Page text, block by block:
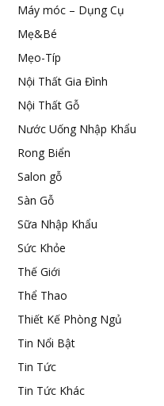
Máy móc – Dụng Cụ
Mẹ&Bé
Mẹo-Típ
Nội Thất Gia Đình
Nội Thất Gỗ
Nước Uống Nhập Khẩu
Rong Biển
Salon gỗ
Sàn Gỗ
Sữa Nhập Khẩu
Sức Khỏe
Thế Giới
Thể Thao
Thiết Kế Phòng Ngủ
Tin Nổi Bật
Tin Tức
Tin Tức Khác